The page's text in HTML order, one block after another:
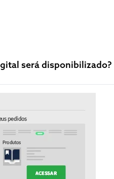
será disponibilizado?